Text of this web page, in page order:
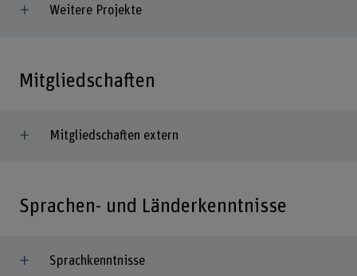
Weitere Projekte
Mitgliedschaften
Mitgliedschaften extern
Sprachen- und Länderkenntnisse
Sprachkenntnisse